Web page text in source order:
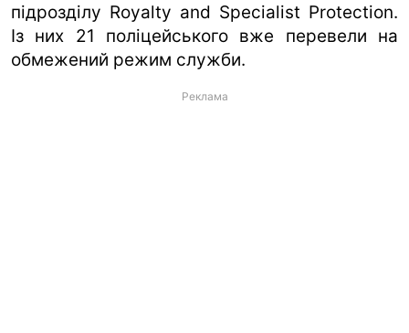
підрозділу Royalty and Specialist Protection.
Із них 21 поліцейського вже перевели на
обмежений режим служби.
Реклама